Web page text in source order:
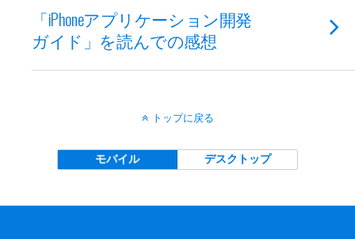
「iPhoneアプリケーション開発
ガイド」を読んでの感想
トップに戻る
モバイル デスクトップ